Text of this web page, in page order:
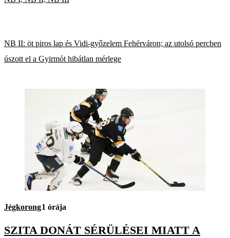
NB II: öt piros lap és Vidi-győzelem Fehérváron; az utolsó percben
úszott el a Gyirmót hibátlan mérlege
Jégkorong1 órája
SZITA DONÁT SÉRÜLÉSEI MIATT A